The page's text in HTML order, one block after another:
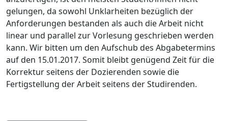
gelungen, da sowohl Unklarheiten bezüglich der
Anforderungen bestanden als auch die Arbeit nicht
linear und parallel zur Vorlesung geschrieben werden
kann. Wir bitten um den Aufschub des Abgabetermins
auf den 15.01.2017. Somit bleibt genügend Zeit für die
Korrektur seitens der Dozierenden sowie die
Fertigstellung der Arbeit seitens der Studirenden.